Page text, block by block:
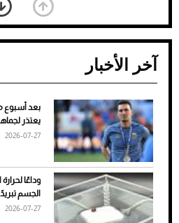
ضعف تبريد مكيف السيارة
الأسباب والحلول
آخر الأخبار
بعد أسبوع
يعتذر
2026-07-27
وداعًا
الجسم
2026-07-27